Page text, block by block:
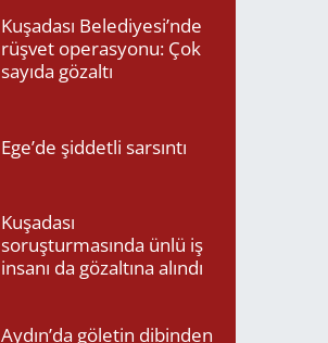
Kuşadası Belediyesi’nde
rüşvet operasyonu: Çok
sayıda gözaltı
Ege’de şiddetli sarsıntı
Kuşadası
soruşturmasında ünlü iş
insanı da gözaltına alındı
Aydın’da göletin dibinden